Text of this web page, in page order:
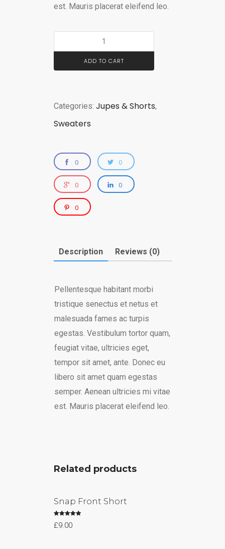
est. Mauris placerat eleifend leo.
ADD TO CART
Categories: Jupes & Shorts,
Sweaters
0 0
0 0
0
Description Reviews (0)
Pellentesque habitant morbi
tristique senectus et netus et
malesuada fames ac turpis
egestas. Vestibulum tortor quam,
feugiat vitae, ultricies eget,
tempor sit amet, ante. Donec eu
libero sit amet quam egestas
semper. Aenean ultricies mi vitae
est. Mauris placerat eleifend leo.
Related products
Snap Front Short
5.00
£9.00